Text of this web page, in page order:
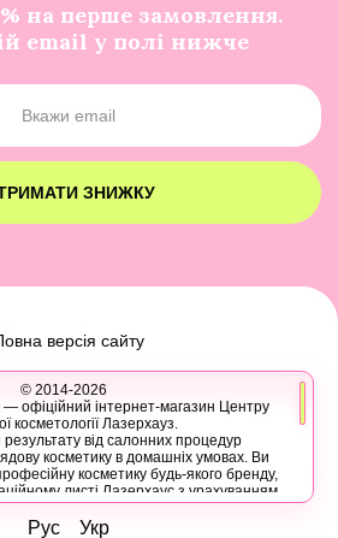
на перше замовлення.
email у полі нижче
ЗНИЖКУ
версія сайту
© 2014-2026
— офіційний інтернет-магазин Центру
косметології Лазерхауз.
від салонних процедур
косметику в домашніх умовах. Ви
косметику будь-якого бренду,
листі Лазерхаус з урахуванням
персональних знижок.
на консультацію в Лазер Хауз до
Рус Укр